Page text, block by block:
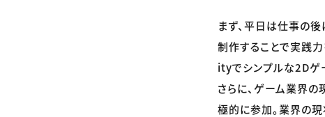
まず、平日は仕事の
制作することで実践力
ityでシンプルな2Dゲ
さらに、ゲーム業界
極的に参加。業界の